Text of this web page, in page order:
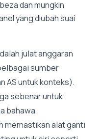
dan mungkin
yang diubah suai
julat anggaran
sumber
AS untuk konteks).
sebenar untuk
bahawa
memastikan alat ganti